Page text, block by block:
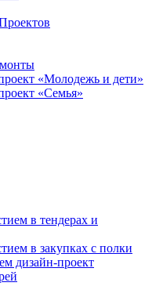
«Молодежь и дети»
«Семья»
в тендерах и
в закупках с полки
дизайн-проект